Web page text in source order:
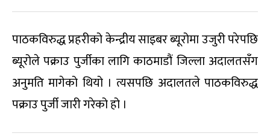
पाठकविरुद्ध प्रहरीको केन्द्रीय साइबर ब्यूरोमा उजुरी परेपछि
ब्यूरोले पक्राउ पुर्जीका लागि काठमाडौं जिल्ला अदालतसँग
अनुमति मागेको थियो । त्यसपछि अदालतले पाठकविरुद्ध
पक्राउ पुर्जी जारी गरेको हो ।